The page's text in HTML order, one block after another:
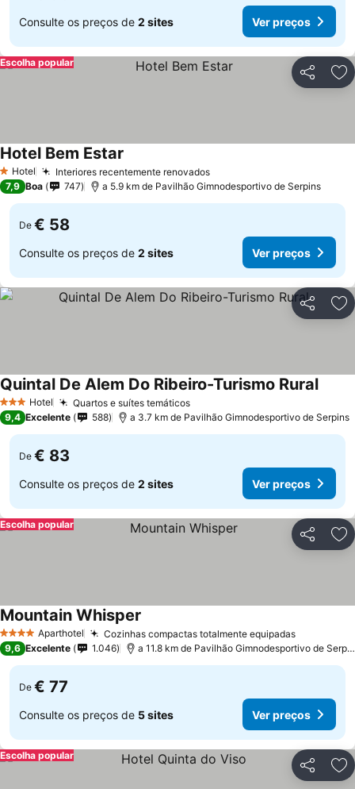
Consulte os preços de 2 sites Ver preços
Partilhar
Escolha popular
1 Estrelas
Hotel Interiores recentemente renovados
Hotel Bem Estar
7,9 Boa 747 a 5.9 km de Pavilhão Gimnodesportivo de Serpins
De € 58
Consulte os preços de 2 sites Ver preços
Partilhar
3 EstrelasHotel Quartos e suítes temáticos
Quintal De Alem Do Ribeiro-Turismo Rural
9,4 Excelente 588 a 3.7 km de Pavilhão Gimnodesportivo de Serpins
De € 83
Consulte os preços de 2 sites Ver preços
Partilhar
Escolha popular
4 EstrelasAparthotel Cozinhas compactas totalmente equipadas
Mountain Whisper
9,6 Excelente 1.046 a 11.8 km de Pavilhão Gimnodesportivo de Serpins
De € 77
Consulte os preços de 5 sites Ver preços
Partilhar
Escolha popular